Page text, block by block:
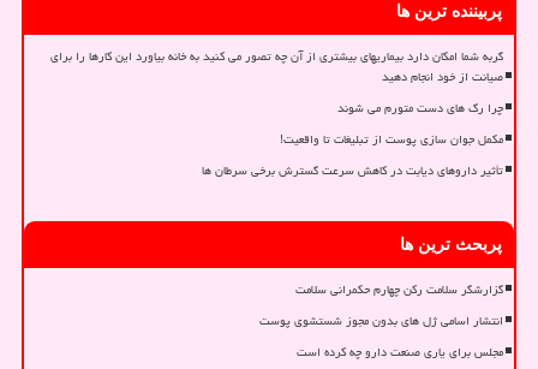
پربیننده ترین ها
گربه شما امکان دارد بیماریهای بیشتری از آن چه تصور می کنید به خانه بیاورد این کارها را برای
صیانت از خود انجام دهید
چرا رگ های دست متورم می شوند
مکمل جوان سازی پوست از تبلیغات تا واقعیت!
تأثیر داروهای دیابت در کاهش سرعت گسترش برخی سرطان ها
پربحث ترین ها
گزارشگر سلامت رکن چهارم حکمرانی سلامت
انتشار اسامی ژل های بدون مجوز شستشوی پوست
مجلس برای یاری صنعت دارو چه کرده است